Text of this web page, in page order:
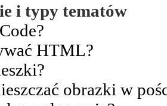
i typy tematów
HTML?
obrazki w